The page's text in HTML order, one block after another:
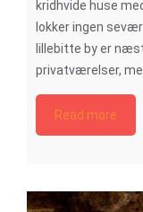
kridhvide huse
lokker ingen
lillebitte by er
privatværelser,
Read more